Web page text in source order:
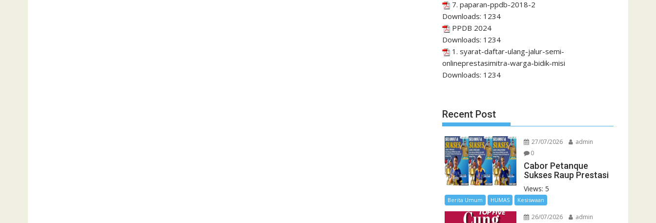
7. paparan-ppdb-2018-2
Downloads: 1234
PPDB 2024
Downloads: 1234
1. syarat-daftar-ulang-jalur-semi-
onlineprestasimitra-warga-bidik-misi
Downloads: 1234
Recent Post
27/07/2026
admin
0
Cabor Petanque
Sukses Raup Prestasi
Views: 5
Berita Umum HUMAS Kesiswaan
26/07/2026
admin